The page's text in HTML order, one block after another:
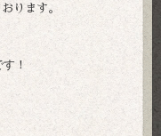
ります。
！